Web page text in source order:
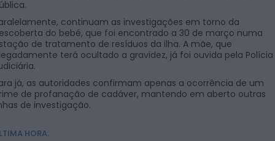
continuam as investigações em torno da
do bebé, que foi encontrado a 30 de março numa
de tratamento de resíduos da ilha. A mãe, que
terá ocultado a gravidez, já foi ouvida pela Polícia
já, as autoridades confirmam apenas a ocorrência de um
de profanação de cadáver, mantendo em aberto outras
de investigação.
HORA: